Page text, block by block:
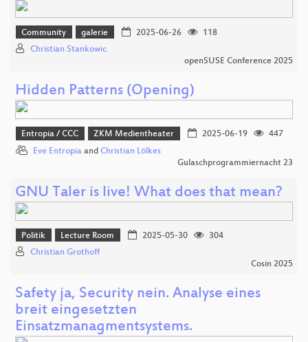
Community galerie 2025-06-26
118
Christian Stankowic
openSUSE Conference 2025
Hidden Patterns (Opening)
Entropia / CCC ZKM Medientheater 2025-06-19
447
Eve Entropia and Christian Lölkes
Gulaschprogrammiernacht 23
GNU Taler is live! What does that mean?
Politik Lecture Room 2025-05-30
304
Christian Grothoff
Cosin 2025
Safety ja, Security nein. Analyse eines
breit eingesetzten
Einsatzmanagmentsystems.